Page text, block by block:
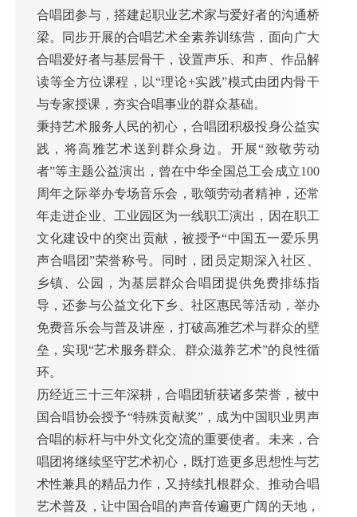
合唱团参与，搭建起职业艺术家与爱好者的沟通桥
梁。同步开展的合唱艺术全素养训练营，面向广大
合唱爱好者与基层骨干，设置声乐、和声、作品解
读等全方位课程，以“理论+实践”模式由团内骨干
与专家授课，夯实合唱事业的群众基础。
秉持艺术服务人民的初心，合唱团积极投身公益实
践，将高雅艺术送到群众身边。开展“致敬劳动
者”等主题公益演出，曾在中华全国总工会成立100
周年之际举办专场音乐会，歌颂劳动者精神，还常
年走进企业、工业园区为一线职工演出，因在职工
文化建设中的突出贡献，被授予“中国五一爱乐男
声合唱团”荣誉称号。同时，团员定期深入社区、
乡镇、公园，为基层群众合唱团提供免费排练指
导，还参与公益文化下乡、社区惠民等活动，举办
免费音乐会与普及讲座，打破高雅艺术与群众的壁
垒，实现“艺术服务群众、群众滋养艺术”的良性循
环。
历经近三十三年深耕，合唱团斩获诸多荣誉，被中
国合唱协会授予“特殊贡献奖”，成为中国职业男声
合唱的标杆与中外文化交流的重要使者。未来，合
唱团将继续坚守艺术初心，既打造更多思想性与艺
术性兼具的精品力作，又持续扎根群众、推动合唱
艺术普及，让中国合唱的声音传遍更广阔的天地，